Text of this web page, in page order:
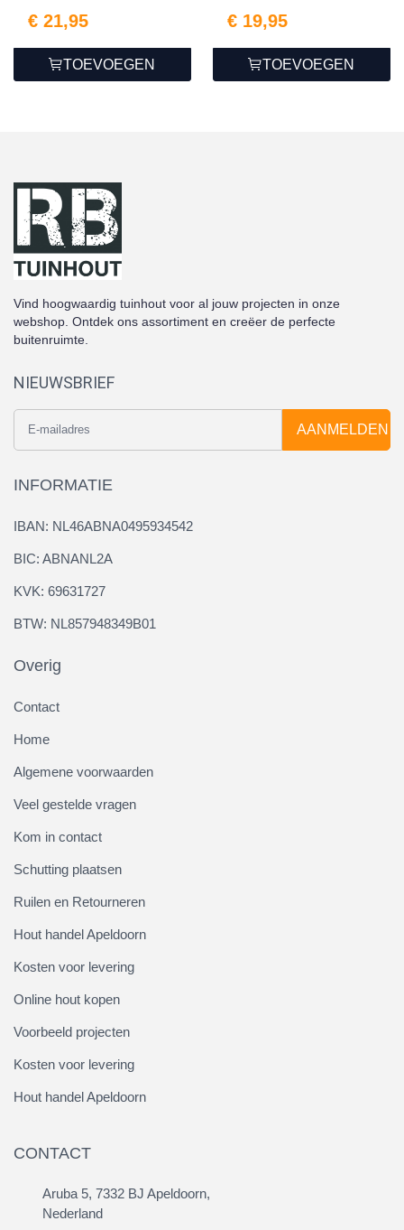
€ 21,95
TOEVOEGEN
€ 19,95
TOEVOEGEN
Vind hoogwaardig tuinhout voor al jouw projecten in onze
webshop. Ontdek ons assortiment en creëer de perfecte
buitenruimte.
NIEUWSBRIEF
AANMELDEN
INFORMATIE
IBAN: NL46ABNA0495934542
BIC: ABNANL2A
KVK: 69631727
BTW: NL857948349B01
Overig
Contact
Home
Algemene voorwaarden
Veel gestelde vragen
Kom in contact
Schutting plaatsen
Ruilen en Retourneren
Hout handel Apeldoorn
Kosten voor levering
Online hout kopen
Voorbeeld projecten
Kosten voor levering
Hout handel Apeldoorn
CONTACT
Aruba 5, 7332 BJ Apeldoorn,
Nederland